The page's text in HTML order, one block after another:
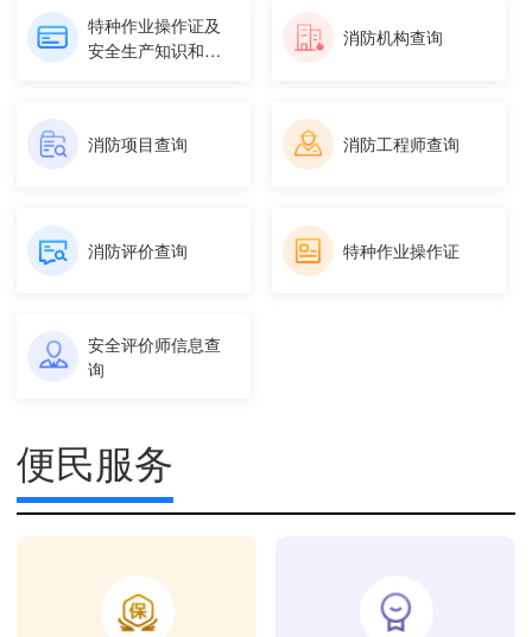
特种作业操作证及
安全生产知识和管
消防机构查询
消防项目查询 消防工程师查询
消防评价查询 特种作业操作证
安全评价师信息查
询
便民服务